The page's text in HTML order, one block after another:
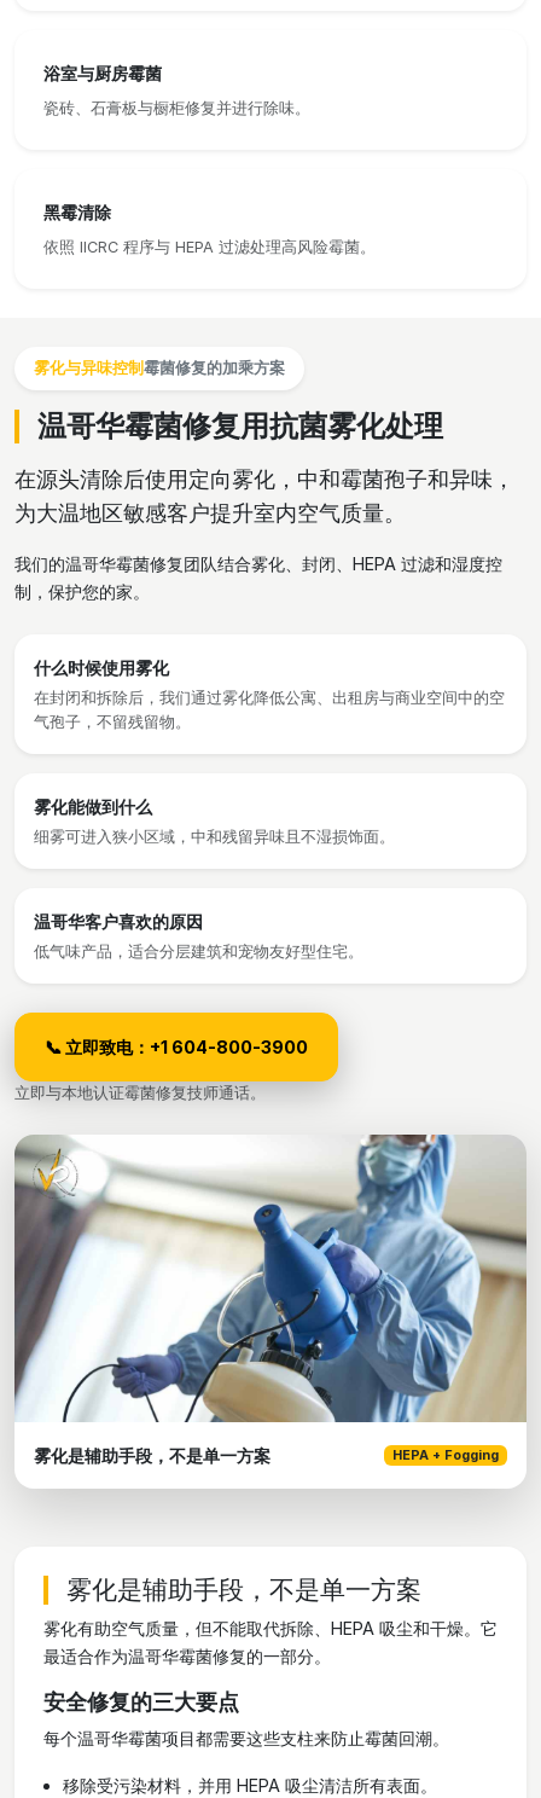
浴室与厨房霉菌
瓷砖、石膏板与橱柜修复并进行除味。
黑霉清除
依照 IICRC 程序与 HEPA 过滤处理高风险霉菌。
雾化与异味控制霉菌修复的加乘方案
温哥华霉菌修复用抗菌雾化处理
在源头清除后使用定向雾化，中和霉菌孢子和异味，
为大温地区敏感客户提升室内空气质量。
我们的温哥华霉菌修复团队结合雾化、封闭、HEPA 过滤和湿度控
制，保护您的家。
什么时候使用雾化
在封闭和拆除后，我们通过雾化降低公寓、出租房与商业空间中的空
气孢子，不留残留物。
雾化能做到什么
细雾可进入狭小区域，中和残留异味且不湿损饰面。
温哥华客户喜欢的原因
低气味产品，适合分层建筑和宠物友好型住宅。
📞 立即致电：+1 604-800-3900
立即与本地认证霉菌修复技师通话。
雾化是辅助手段，不是单一方案 HEPA + Fogging
雾化是辅助手段，不是单一方案
雾化有助空气质量，但不能取代拆除、HEPA 吸尘和干燥。它
最适合作为温哥华霉菌修复的一部分。
安全修复的三大要点
每个温哥华霉菌项目都需要这些支柱来防止霉菌回潮。
移除受污染材料，并用 HEPA 吸尘清洁所有表面。